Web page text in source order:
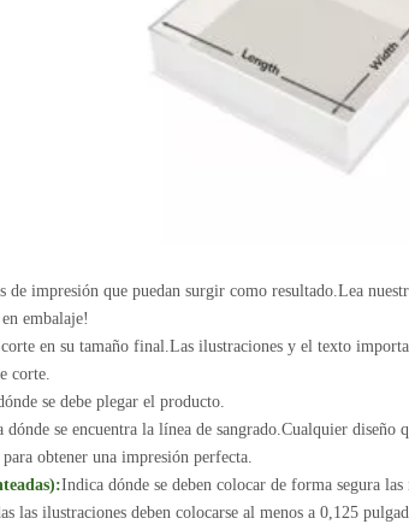
impresión que puedan surgir como resultado.Lea
embalaje!
en su tamaño final.Las ilustraciones y el texto
corte.
se debe plegar el producto.
dónde se encuentra la línea de sangrado.Cualquier diseño
obtener una impresión perfecta.
Indica dónde se deben colocar de forma segura
las ilustraciones deben colocarse al menos a 0,125